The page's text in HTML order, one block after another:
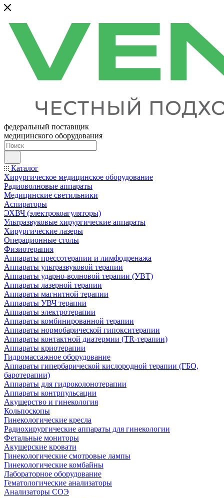
федеральный поставщик
медицинского оборудования
Каталог
Хирургическое медицинское оборудование
Радиоволновые аппараты
Медицинские светильники
Аспираторы
ЭХВЧ (электрокоагуляторы)
Ультразвуковые хирургические аппараты
Хирургические лазеры
Операционные столы
Физиотерапия
Аппараты прессотерапии и лимфодренажа
Аппараты ультразвуковой терапии
Аппараты ударно-волновой терапии (УВТ)
Аппараты лазерной терапии
Аппараты магнитной терапии
Аппараты УВЧ терапии
Аппараты электротерапии
Аппараты комбинированной терапии
Аппараты нормобарической гипокситерапии
Аппараты контактной диатермии (TR-терапии)
Аппараты криотерапии
Гидромассажное оборудование
Аппараты гипербарической кислородной терапии (ГБО,
баротерапии)
Аппараты для гидроколонотерапии
Аппараты контрпульсации
Акушерство и гинекология
Кольпоскопы
Гинекологические кресла
Радиохирургические аппараты для гинекологии
Фетальные мониторы
Акушерские кровати
Гинекологические смотровые лампы
Гинекологические комбайны
Лабораторное оборудование
Гематологические анализаторы
Анализаторы СОЭ